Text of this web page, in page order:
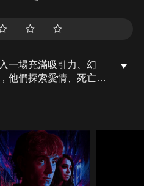
一場充滿吸引力、幻
他們探索愛情、死亡、